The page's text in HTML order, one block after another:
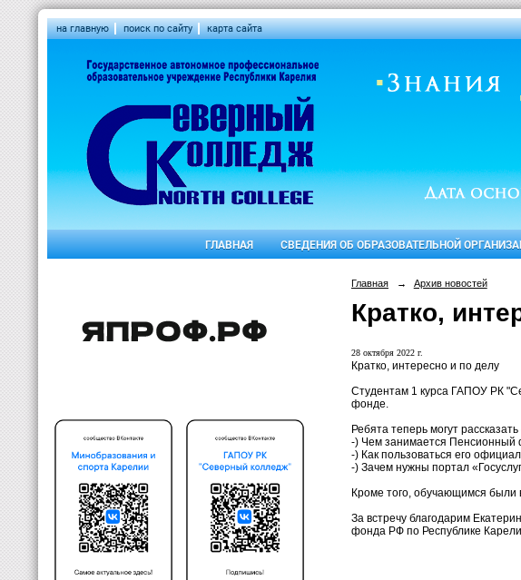
на главную поиск по сайту карта сайта
ГЛАВНАЯ СВЕДЕНИЯ ОБ ОБРАЗОВАТЕЛЬНОЙ
Главная → Архив новостей
Кратко,
28 октября 2022 г.
Кратко, интересно и по делу
Студентам 1 курса ГАПОУ РК
фонде.
Ребята теперь могут
-) Чем занимается
-) Как пользоваться его
-) Зачем нужны портал
Кроме того, обучающимся
За встречу благодарим
фонда РФ по Республике